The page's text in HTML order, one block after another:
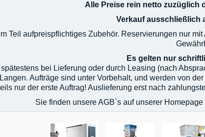
Alle Preise rein netto zuzüglich
Verkauf ausschließlich
Teil aufpreispflichtiges Zubehör. Reservierungen nur
Es gelten nur
bei Lieferung oder durch Leasing (nach
Aufträge sind unter Vorbehalt, und werden von
nur der erste Auftrag! Auslieferung erst nach
Sie finden unsere AGB`s auf unserer